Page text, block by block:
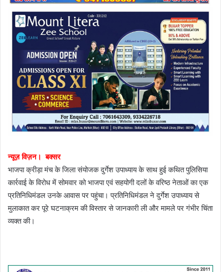
न्यूज़ विज़न। बक्सर
भाजपा क्रीड़ा मंच के जिला संयोजक दुर्गेश उपाध्याय के साथ हुई कथित पुलिसिया
कार्रवाई के विरोध में सोमवार को भाजपा एवं सहयोगी दलों के वरिष्ठ नेताओं का एक
प्रतिनिधिमंडल उनके आवास पर पहुंचा। प्रतिनिधिमंडल ने दुर्गेश उपाध्याय से
मुलाकात कर पूरे घटनाक्रम की विस्तार से जानकारी ली और मामले पर गंभीर चिंता
व्यक्त की।